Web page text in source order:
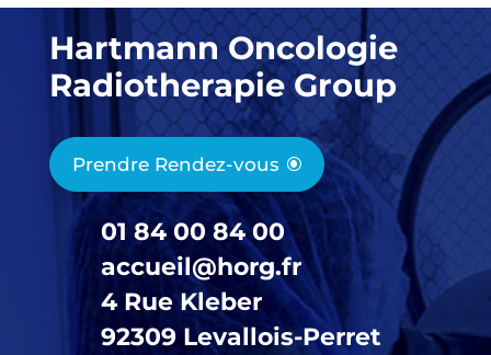
Hartmann Oncologie
Radiotherapie Group
Prendre Rendez-vous
01 84 00 84 00
accueil@horg.fr
4 Rue Kleber
92309 Levallois-Perret